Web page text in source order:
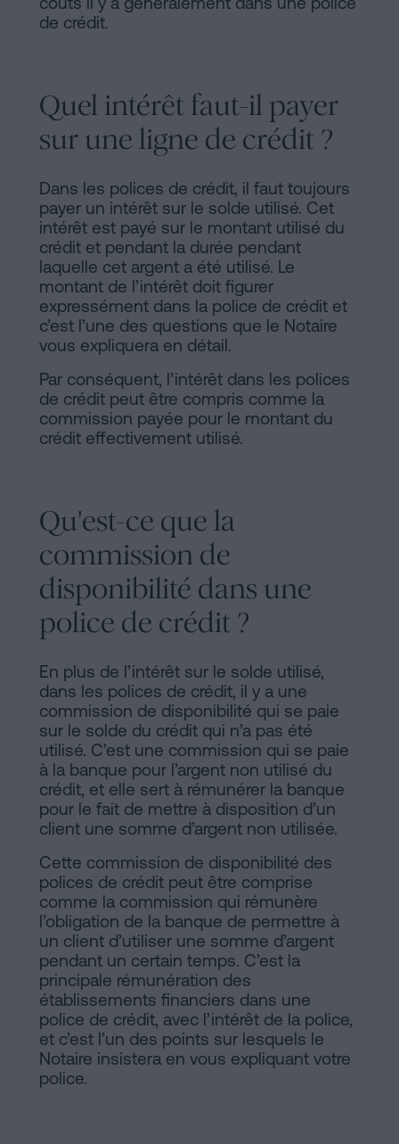
de crédit.
Quel intérêt faut-il payer
sur une ligne de crédit ?
Dans les polices de crédit, il faut toujours
payer un intérêt sur le solde utilisé. Cet
intérêt est payé sur le montant utilisé du
crédit et pendant la durée pendant
laquelle cet argent a été utilisé. Le
montant de l’intérêt doit figurer
expressément dans la police de crédit et
c’est l’une des questions que le Notaire
vous expliquera en détail.
Par conséquent, l’intérêt dans les polices
de crédit peut être compris comme la
commission payée pour le montant du
crédit effectivement utilisé.
Qu'est-ce que la
commission de
disponibilité dans une
police de crédit ?
En plus de l’intérêt sur le solde utilisé,
dans les polices de crédit, il y a une
commission de disponibilité qui se paie
sur le solde du crédit qui n’a pas été
utilisé. C’est une commission qui se paie
à la banque pour l’argent non utilisé du
crédit, et elle sert à rémunérer la banque
pour le fait de mettre à disposition d’un
client une somme d’argent non utilisée.
Cette commission de disponibilité des
polices de crédit peut être comprise
comme la commission qui rémunère
l’obligation de la banque de permettre à
un client d’utiliser une somme d’argent
pendant un certain temps. C’est la
principale rémunération des
établissements financiers dans une
police de crédit, avec l’intérêt de la police,
et c’est l’un des points sur lesquels le
Notaire insistera en vous expliquant votre
police.